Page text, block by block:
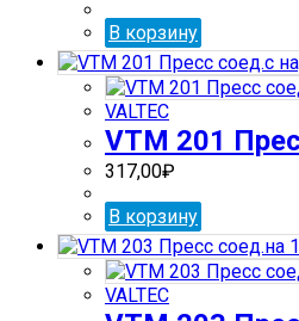
В корзину
VALTEC
VTM 201
317,00₽
В корзину
VALTEC